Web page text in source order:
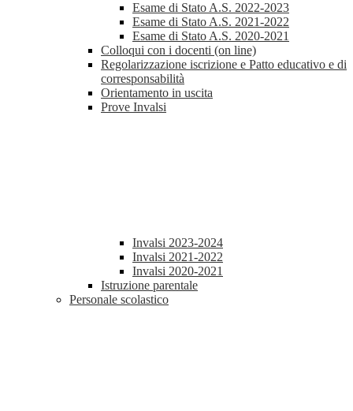
Esame di Stato A.S. 2022-2023
Esame di Stato A.S. 2021-2022
Esame di Stato A.S. 2020-2021
Colloqui con i docenti (on line)
Regolarizzazione iscrizione e Patto educativo e di
corresponsabilità
Orientamento in uscita
Prove Invalsi
Invalsi 2023-2024
Invalsi 2021-2022
Invalsi 2020-2021
Istruzione parentale
Personale scolastico